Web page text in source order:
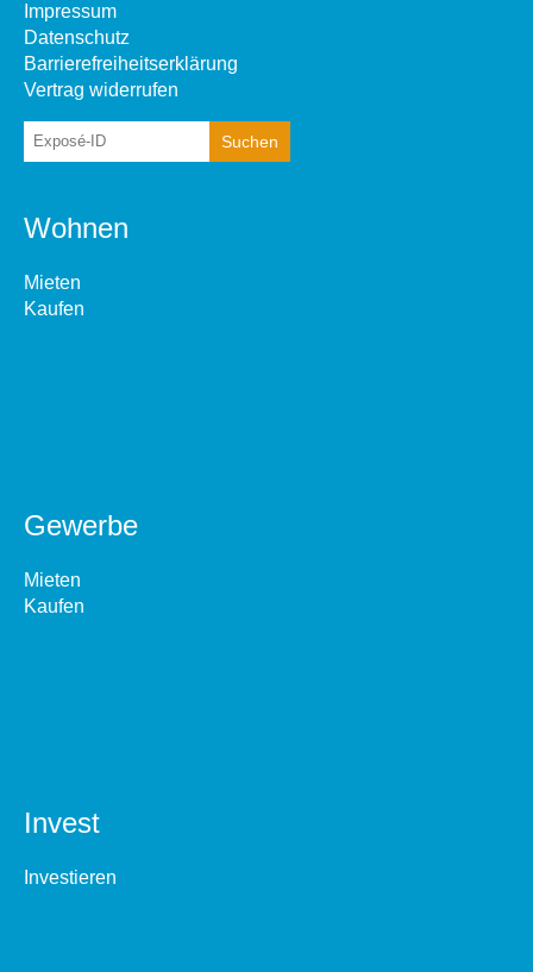
Impressum
Datenschutz
Barrierefreiheitserklärung
Vertrag widerrufen
Wohnen
Mieten
Kaufen
Gewerbe
Mieten
Kaufen
Invest
Investieren